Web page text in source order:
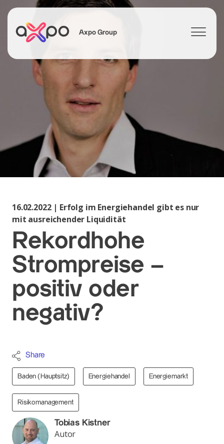
Axpo Group
Suchen
16.02.2022 | Erfolg im Energiehandel gibt es nur
mit ausreichender Liquidität
Rekordhohe
Strompreise –
positiv oder
negativ?
Share
Baden (Hauptsitz) Energiehandel Energiemarkt
Risikomanagement
Tobias Kistner
Autor